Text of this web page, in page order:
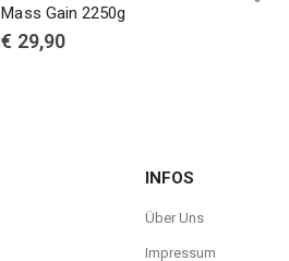
Mass Gain 2250g
€ 29,90
INFOS
Über Uns
Impressum